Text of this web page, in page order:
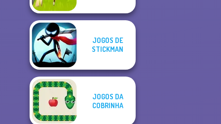
JOGOS DE
STICKMAN
JOGOS DA
COBRINHA